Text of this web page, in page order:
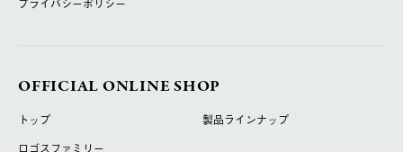
プライバシーポリシー
OFFICIAL ONLINE SHOP
トップ
製品ラインナップ
ロゴスファミリー